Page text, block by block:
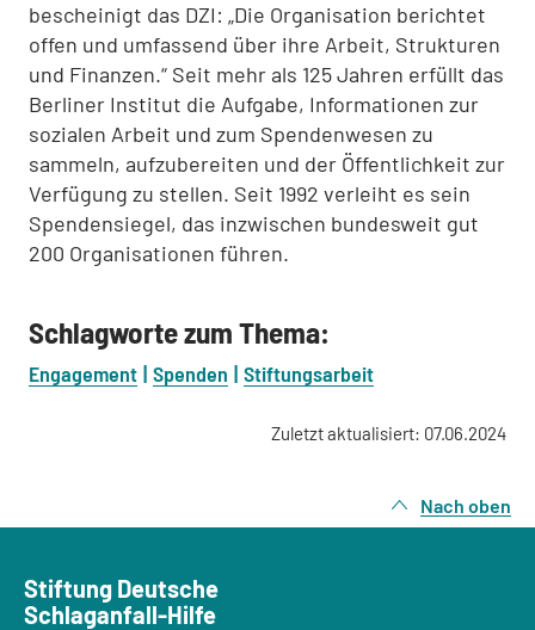
bescheinigt das DZI: „Die Organisation berichtet
offen und umfassend über ihre Arbeit, Strukturen
und Finanzen.“ Seit mehr als 125 Jahren erfüllt das
Berliner Institut die Aufgabe, Informationen zur
sozialen Arbeit und zum Spendenwesen zu
sammeln, aufzubereiten und der Öffentlichkeit zur
Verfügung zu stellen. Seit 1992 verleiht es sein
Spendensiegel, das inzwischen bundesweit gut
200 Organisationen führen.
Schlagworte zum Thema:
Engagement Spenden Stiftungsarbeit
Zuletzt aktualisiert: 07.06.2024
Nach oben
Stiftung Deutsche
Schlaganfall-Hilfe